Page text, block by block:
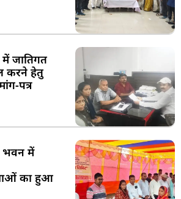
में जातिगत
करने हेतु
पत्र
भवन में
का हुआ